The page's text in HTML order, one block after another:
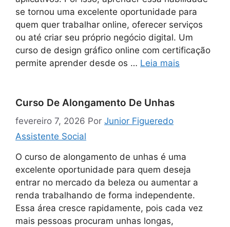
se tornou uma excelente oportunidade para
quem quer trabalhar online, oferecer serviços
ou até criar seu próprio negócio digital. Um
curso de design gráfico online com certificação
permite aprender desde os … Leia mais
Curso De Alongamento De Unhas
fevereiro 7, 2026 Por Junior Figueredo
Assistente Social
O curso de alongamento de unhas é uma
excelente oportunidade para quem deseja
entrar no mercado da beleza ou aumentar a
renda trabalhando de forma independente.
Essa área cresce rapidamente, pois cada vez
mais pessoas procuram unhas longas,